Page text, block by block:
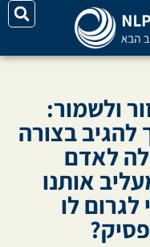
ולשמור:
להגיב בצורה
לאדם
אותנו
לגרום לו